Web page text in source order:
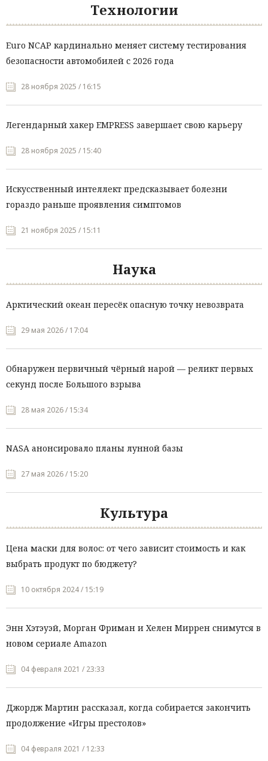
Технологии
Euro NCAP кардинально меняет систему тестирования
безопасности автомобилей с 2026 года
28 ноября 2025 / 16:15
Легендарный хакер EMPRESS завершает свою карьеру
28 ноября 2025 / 15:40
Искусственный интеллект предсказывает болезни
гораздо раньше проявления симптомов
21 ноября 2025 / 15:11
Наука
Арктический океан пересёк опасную точку невозврата
29 мая 2026 / 17:04
Обнаружен первичный чёрный нарой — реликт первых
секунд после Большого взрыва
28 мая 2026 / 15:34
NASA анонсировало планы лунной базы
27 мая 2026 / 15:20
Культура
Цена маски для волос: от чего зависит стоимость и как
выбрать продукт по бюджету?
10 октября 2024 / 15:19
Энн Хэтэуэй, Морган Фриман и Хелен Миррен снимутся в
новом сериале Amazon
04 февраля 2021 / 23:33
Джордж Мартин рассказал, когда собирается закончить
продолжение «Игры престолов»
04 февраля 2021 / 12:33